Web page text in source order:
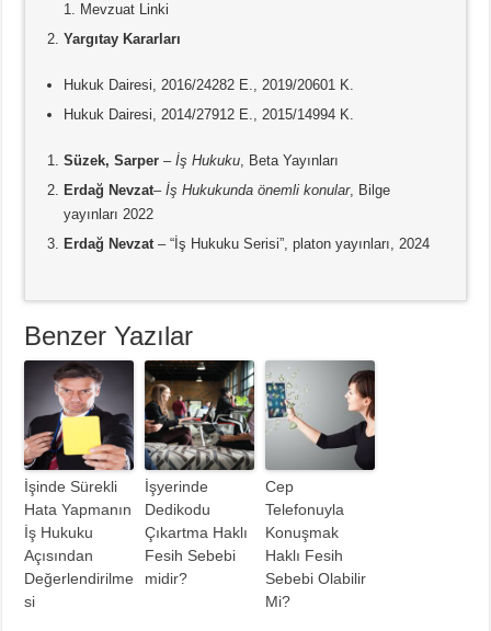
Mevzuat Linki
Yargıtay Kararları
Hukuk Dairesi, 2016/24282 E., 2019/20601 K.
Hukuk Dairesi, 2014/27912 E., 2015/14994 K.
Süzek, Sarper –İş Hukuku , Beta Yayınları
Erdağ Nevzat–İş Hukukunda önemli konular, Bilge
yayınları 2022
Erdağ Nevzat – “İş Hukuku Serisi”, platon yayınları, 2024
Benzer Yazılar
İşinde Sürekli
Hata Yapmanın
İş Hukuku
Açısından
Değerlendirilme
si
İşyerinde
Dedikodu
Çıkartma Haklı
Fesih Sebebi
midir?
Cep
Telefonuyla
Konuşmak
Haklı Fesih
Sebebi Olabilir
Mi?